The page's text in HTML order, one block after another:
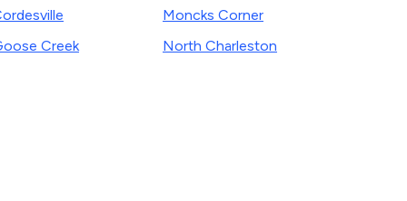
Creek
Moncks Corner
North Charleston